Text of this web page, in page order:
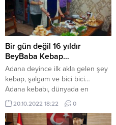
Bir gün değil 16 yıldır
BeyBaba Kebap…
Adana deyince ilk akla gelen şey
kebap, şalgam ve bici bici…
Adana kebabı, dünyada en
tanınmış Türk yemeklerinin en
başımsında geliyor. Hele bir de
ustasınınsın elinden saplanır ve
20.10.2022 18:22 0